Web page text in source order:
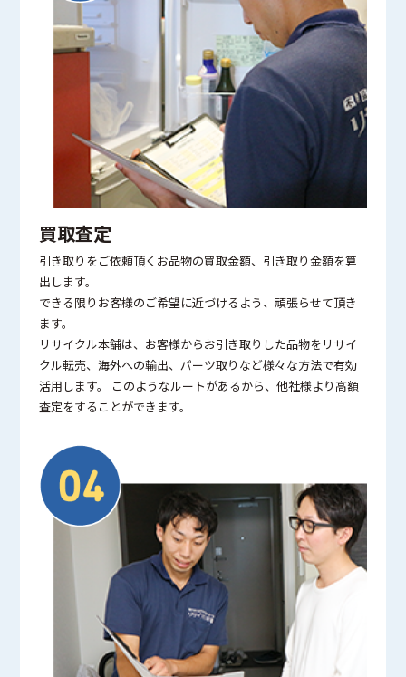
買取査定
引き取りをご依頼頂くお品物の買取金額、引き取り金額を算
出します。
できる限りお客様のご希望に近づけるよう、頑張らせて頂き
ます。
リサイクル本舗は、お客様からお引き取りした品物をリサイ
クル転売、海外への輸出、パーツ取りなど様々な方法で有効
活用します。 このようなルートがあるから、他社様より高額
査定をすることができます。